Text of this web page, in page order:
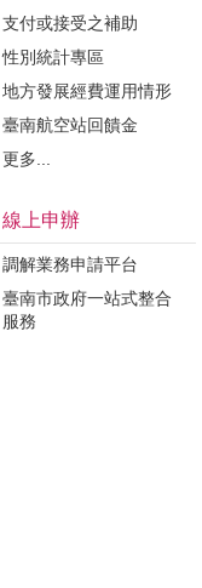
支付或接受之補助
性別統計專區
地方發展經費運用情形
臺南航空站回饋金
更多...
線上申辦
調解業務申請平台
臺南市政府一站式整合
服務